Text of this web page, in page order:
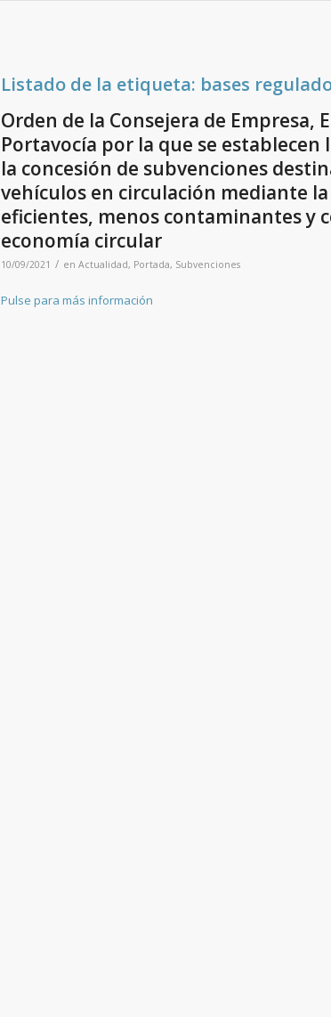
Listado de la etiqueta: bases
Orden de la Consejera de Empresa,
Portavocía por la que se establecen
la concesión de subvenciones
vehículos en circulación mediante
eficientes, menos contaminantes y
economía circular
10/09/2021 / en Actualidad, Portada, Subvenciones
Pulse para más información